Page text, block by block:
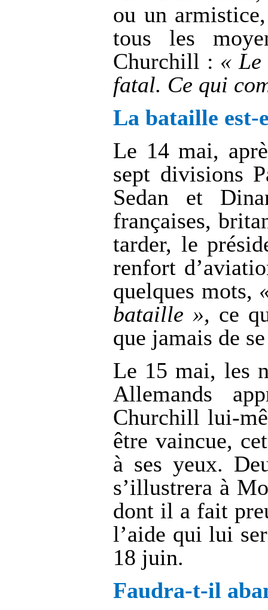
ou un
tous les
Churchill : « Le
fatal. Ce qui
La bataille est-
Le 14 mai,
sept divisions
Sedan et
françaises,
tarder, le
renfort
quelques mots,
bataille », ce
que jamais de
Le 15 mai, les
Allemands
Churchill lui-
être vaincue,
à ses yeux.
s’illustrera à
dont il a fait
l’aide qui lui
18 juin.
Faudra-t-il